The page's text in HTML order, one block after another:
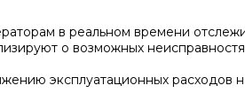
в реальном времени
о возможных
эксплуатационных расходов